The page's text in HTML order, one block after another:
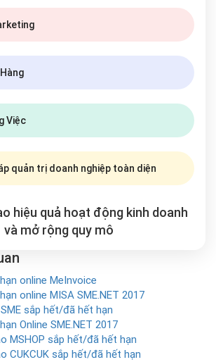
Việc
quản trị doanh nghiệp toàn diện
hiệu quả hoạt động kinh doanh
và mở rộng quy mô
online MeInvoice
online MISA SME.NET 2017
sắp hết/đã hết hạn
Online SME.NET 2017
MSHOP sắp hết/đã hết hạn
CUKCUK sắp hết/đã hết hạn